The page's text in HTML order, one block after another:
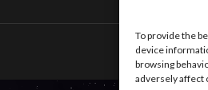
To provide the
device
browsing
adversely affect